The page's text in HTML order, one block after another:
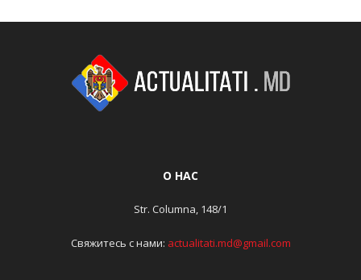
О НАС
Str. Columna, 148/1
Свяжитесь с нами: actualitati.md@gmail.com